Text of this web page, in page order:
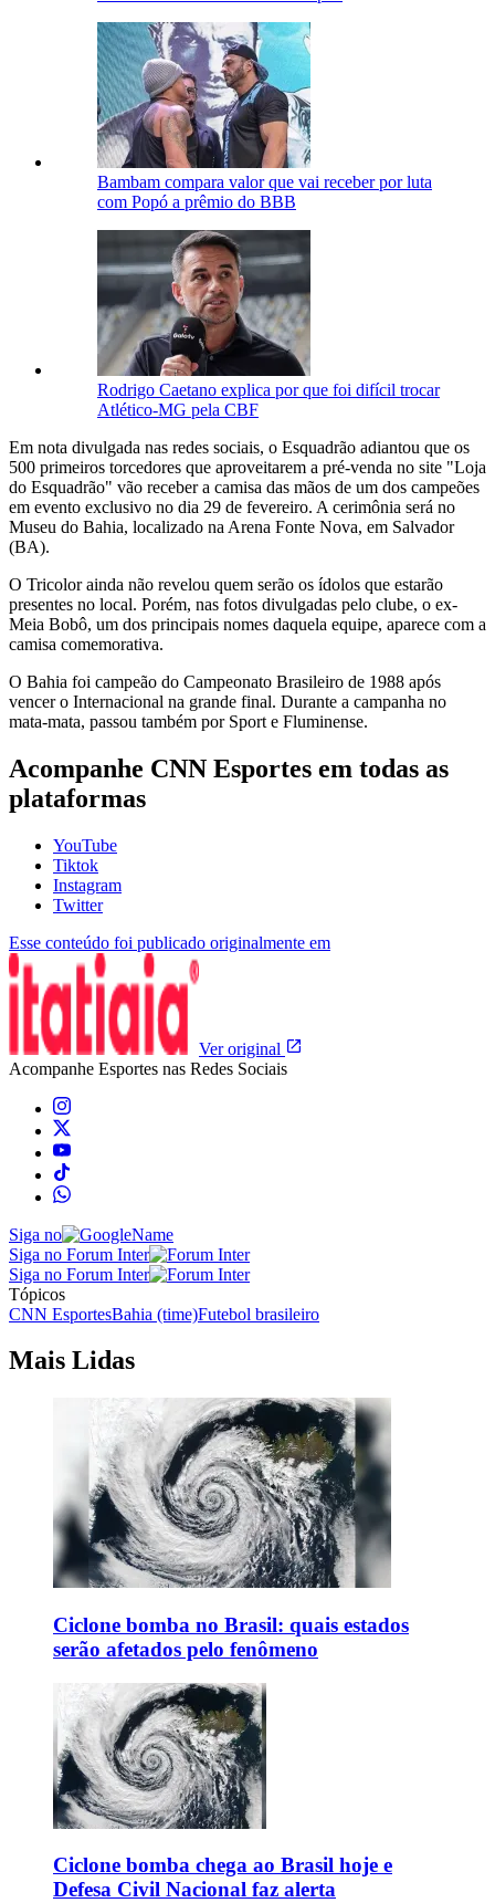
Bambam compara valor que vai receber por luta
com Popó a prêmio do BBB
Rodrigo Caetano explica por que foi difícil trocar
Atlético-MG pela CBF
Em nota divulgada nas redes sociais, o Esquadrão adiantou que os
500 primeiros torcedores que aproveitarem a pré-venda no site "Loja
do Esquadrão" vão receber a camisa das mãos de um dos campeões
em evento exclusivo no dia 29 de fevereiro. A cerimônia será no
Museu do Bahia, localizado na Arena Fonte Nova, em Salvador
(BA).
O Tricolor ainda não revelou quem serão os ídolos que estarão
presentes no local. Porém, nas fotos divulgadas pelo clube, o ex-
Meia Bobô, um dos principais nomes daquela equipe, aparece com a
camisa comemorativa.
O Bahia foi campeão do Campeonato Brasileiro de 1988 após
vencer o Internacional na grande final. Durante a campanha no
mata-mata, passou também por Sport e Fluminense.
Acompanhe CNN Esportes em todas as
plataformas
YouTube
Tiktok
Instagram
Twitter
Esse conteúdo foi publicado originalmente em
Ver original
Acompanhe Esportes nas Redes Sociais
Siga no
Siga no Forum Inter
Siga no Forum Inter
Tópicos
CNN EsportesBahia (time)Futebol brasileiro
Mais Lidas
Ciclone bomba no Brasil: quais estados
serão afetados pelo fenômeno
Ciclone bomba chega ao Brasil hoje e
Defesa Civil Nacional faz alerta